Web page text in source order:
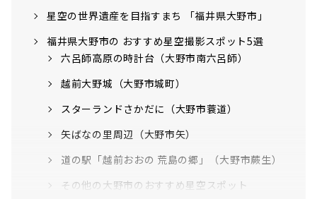
星空の世界遺産を目指すまち 「福井県大野市」
福井県大野市の おすすめ星空撮影スポット5選
六呂師高原の時計台（大野市南六呂師）
越前大野城（大野市城町）
スターランドさかだに（大野市蓑道）
矢ばなの里周辺（大野市矢）
道の駅「越前おおの 荒島の郷」（大野市蕨生）
その他の大野市のおすすめ星空スポット